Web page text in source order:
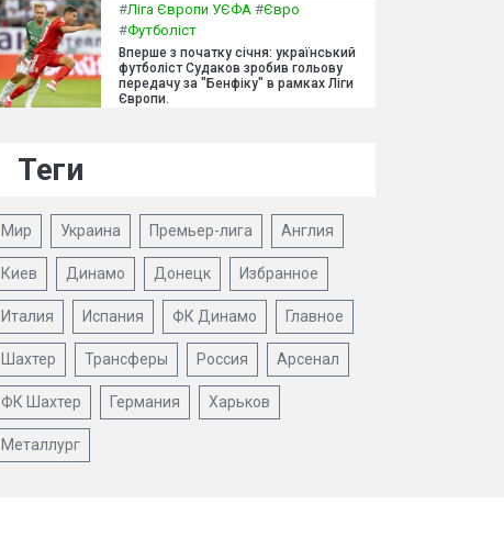
#Ліга Європи УЄФА #Євро
#Футболіст
Вперше з початку січня: український
футболіст Судаков зробив гольову
передачу за "Бенфіку" в рамках Ліги
Європи.
Теги
Мир Украина Премьер-лига Англия
Киев Динамо Донецк Избранное
Италия Испания ФК Динамо Главное
Шахтер Трансферы Россия Арсенал
ФК Шахтер Германия Харьков
Металлург